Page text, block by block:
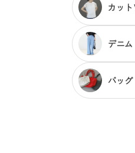
カッ
デニム
バッグ